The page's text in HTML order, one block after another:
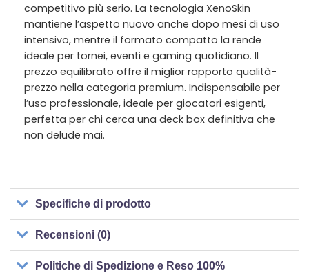
competitivo più serio. La tecnologia XenoSkin
mantiene l’aspetto nuovo anche dopo mesi di uso
intensivo, mentre il formato compatto la rende
ideale per tornei, eventi e gaming quotidiano. Il
prezzo equilibrato offre il miglior rapporto qualità-
prezzo nella categoria premium. Indispensabile per
l’uso professionale, ideale per giocatori esigenti,
perfetta per chi cerca una deck box definitiva che
non delude mai.
Specifiche di prodotto
Recensioni (0)
Politiche di Spedizione e Reso 100%